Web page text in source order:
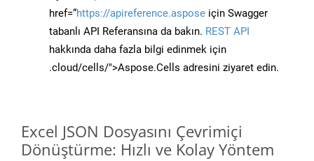
href=“https://apireference.aspose için Swagger
tabanlı API Referansına da bakın. REST API
hakkında daha fazla bilgi edinmek için
.cloud/cells/">Aspose.Cells adresini ziyaret edin.
Excel JSON Dosyasını Çevrimiçi
Dönüştürme: Hızlı ve Kolay Yöntem